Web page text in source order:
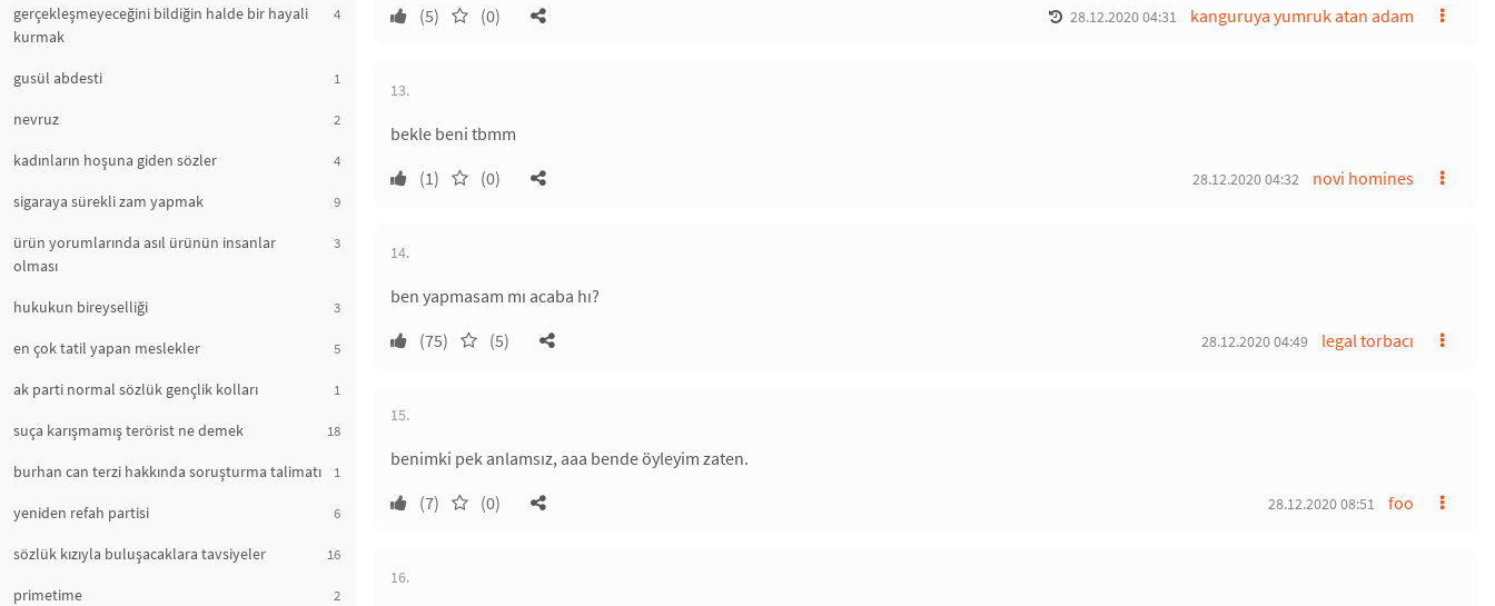
gerçekleşmeyeceğini bildiğin halde bir hayali
kurmak
4
gusül abdesti 1
nevruz 2
kadınların hoşuna giden sözler 4
sigaraya sürekli zam yapmak 9
ürün yorumlarında asıl ürünün insanlar
olması
3
hukukun bireyselliği 3
en çok tatil yapan meslekler 5
ak parti normal sözlük gençlik kolları 1
suça karışmamış terörist ne demek 18
burhan can terzi hakkında soruşturma talimatı 1
yeniden refah partisi 6
sözlük kızıyla buluşacaklara tavsiyeler 16
primetime 2
(5)
(0) kanguruya yumruk atan adam
28.12.2020 04:31
13.
bekle beni tbmm
(1)
(0) novi homines
28.12.2020 04:32
14.
ben yapmasam mı acaba hı?
(75)
(5) legal torbacı
28.12.2020 04:49
15.
benimki pek anlamsız, aaa bende öyleyim zaten.
(7)
(0) foo
28.12.2020 08:51
16.